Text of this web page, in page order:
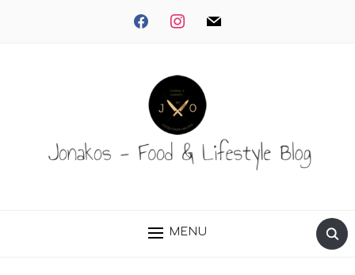
facebookinstagrammail
MENU